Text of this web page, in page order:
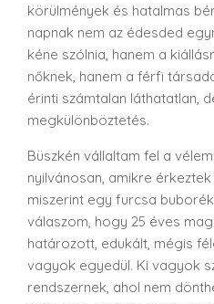
körülmények és hatalmas
napnak nem az édesded
kéne szólnia, hanem a
nőknek, hanem a férfi
érinti számtalan láthatatlan,
megkülönböztetés.
Büszkén vállaltam fel a
nyilvánosan, amikre
miszerint egy furcsa
válaszom, hogy 25 éves
határozott, edukált, mégis
vagyok egyedül. Ki vagyok
rendszernek, ahol nem